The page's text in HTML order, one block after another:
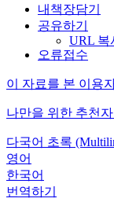
내책장담기
공유하기
URL 복
오류접수
이 자료를 본 이용
나만을 위한 추천
다국어 초록
영어
한국어
번역하기